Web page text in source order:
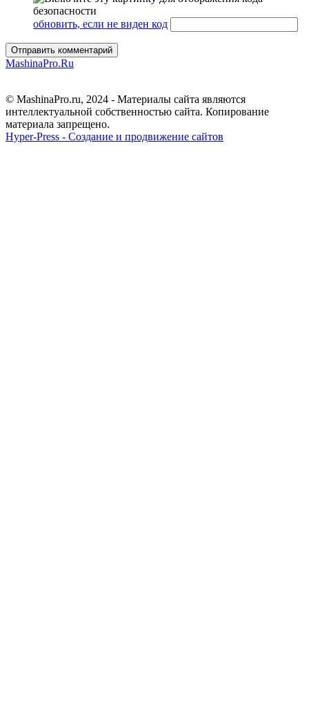
обновить, если не виден код
Отправить комментарий
MashinaPro.Ru
© MashinaPro.ru, 2024 - Материалы сайта являются
интеллектуальной собственностью сайта. Копирование
материала запрещено.
Hyper-Press - Создание и продвижение сайтов